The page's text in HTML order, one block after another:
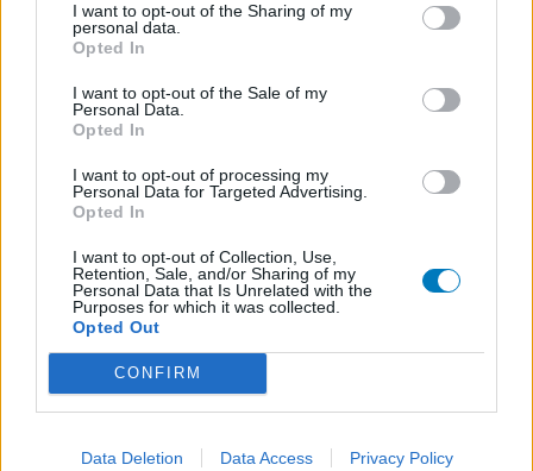
I want to opt-out of the Sharing of my
personal data.
Opted In
I want to opt-out of the Sale of my
Personal Data.
Opted In
I want to opt-out of processing my
Personal Data for Targeted Advertising.
Opted In
I want to opt-out of Collection, Use,
Retention, Sale, and/or Sharing of my
Personal Data that Is Unrelated with the
Purposes for which it was collected.
Opted Out
CONFIRM
Data Deletion Data Access Privacy Policy
Hoeveelheid bijwerkingen
Vanwege een allergische reactie op kaneel, cacao en
banaan nam ik Aerius. Na inname verdwenen de klachten
(jeuk, galbulten) binnen 20 minuten. Zeer tevreden over
Ook effectief maar minder naar mijn gevoel. Geen
bijwerkingen bij beide middelen.
geef mening 0 reacties
Aerius
11-08-2017 | Vrouw | 52
desloratadine (10ml)